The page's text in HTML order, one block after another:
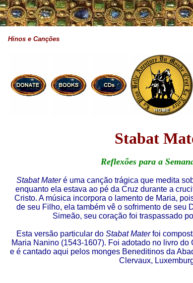
Hinos e Canções
Stabat
Reflexões para a
Stabat Materé uma canção trágica que medita
enquanto ela estava ao pé da Cruz durante a
Cristo. A música incorpora o lamento de Maria,
de seu Filho, ela também vê o sofrimento de seu
Simeão, seu coração foi traspassado
Esta versão particular do Stabat Materfoi
Maria Nanino (1543-1607). Foi adotado no livro do
e é cantado aqui pelos monges Beneditinos da
Clervaux,